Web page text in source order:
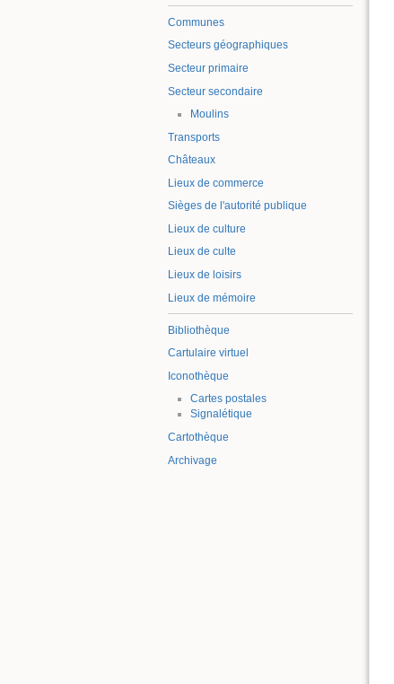
Communes
Secteurs géographiques
Secteur primaire
Secteur secondaire
Moulins
Transports
Châteaux
Lieux de commerce
Sièges de l'autorité publique
Lieux de culture
Lieux de culte
Lieux de loisirs
Lieux de mémoire
Bibliothèque
Cartulaire virtuel
Iconothèque
Cartes postales
Signalétique
Cartothèque
Archivage